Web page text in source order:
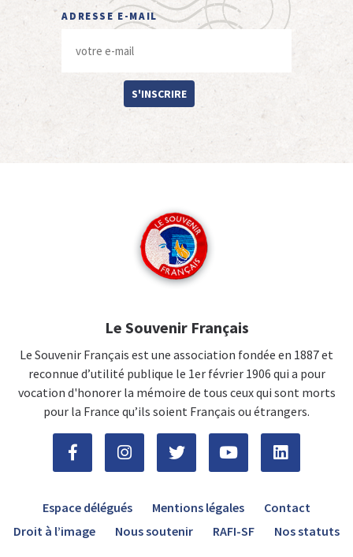
ADRESSE E-MAIL
S'INSCRIRE
Le Souvenir Français
Le Souvenir Français est une association fondée en 1887 et
reconnue d’utilité publique le 1er février 1906 qui a pour
vocation d'honorer la mémoire de tous ceux qui sont morts
pour la France qu’ils soient Français ou étrangers.
Espace délégués Mentions légales
Contact
Droit à l’image
Nous soutenir RAFI-SF Nos statuts